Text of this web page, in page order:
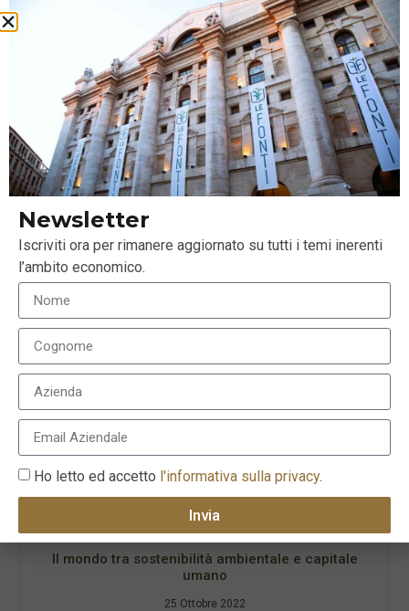
Asset Management TV Week: Next Gen e
investimenti
Il mondo tra sostenibilità ambientale e capitale
umano
25 Ottobre 2022
Newsletter
Iscriviti ora per rimanere aggiornato su tutti i temi inerenti
l’ambito economico.
Ho letto ed accetto l'informativa sulla privacy.
Invia